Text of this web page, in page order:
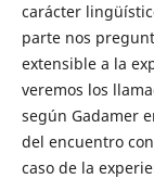
carácter
parte nos
extensible a la
veremos los
según Gadamer
del encuentro
caso de la